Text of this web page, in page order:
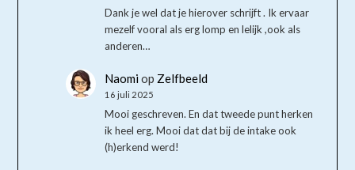
Dank je wel dat je hierover schrijft . Ik ervaar
mezelf vooral als erg lomp en lelijk ,ook als
anderen…
Naomiop Zelfbeeld
16 juli 2025
Mooi geschreven. En dat tweede punt herken
ik heel erg. Mooi dat dat bij de intake ook
(h)erkend werd!